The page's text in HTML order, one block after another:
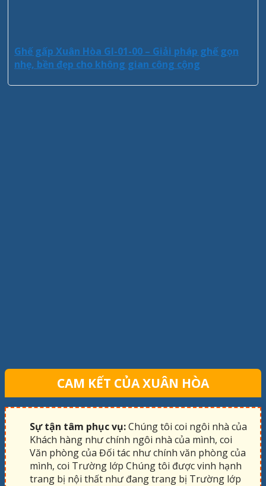
Ghế gấp Xuân Hòa GI-01-00 – Giải pháp ghế gọn
nhẹ, bền đẹp cho không gian công cộng
CAM KẾT CỦA XUÂN HÒA
Sự tận tâm phục vụ:Chúng tôi coi ngôi nhà của
Khách hàng như chính ngôi nhà của mình, coi
Văn phòng của Đối tác như chính văn phòng của
mình, coi Trường lớp Chúng tôi được vinh hạnh
trang bị nội thất như đang trang bị Trường lớp